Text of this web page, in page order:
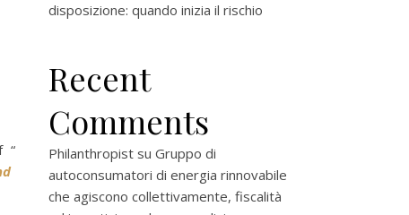
“
disposizione: quando inizia il rischio
Recent
Comments
Philanthropist su Gruppo di
autoconsumatori di energia rinnovabile
che agiscono collettivamente, fiscalità